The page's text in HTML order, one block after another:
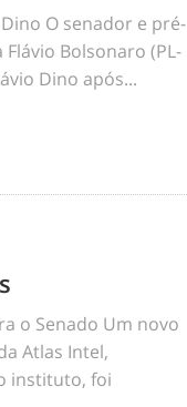
O senador e pré-
Bolsonaro (PL-
Dino após...
o Senado Um novo
Atlas Intel,
instituto, foi